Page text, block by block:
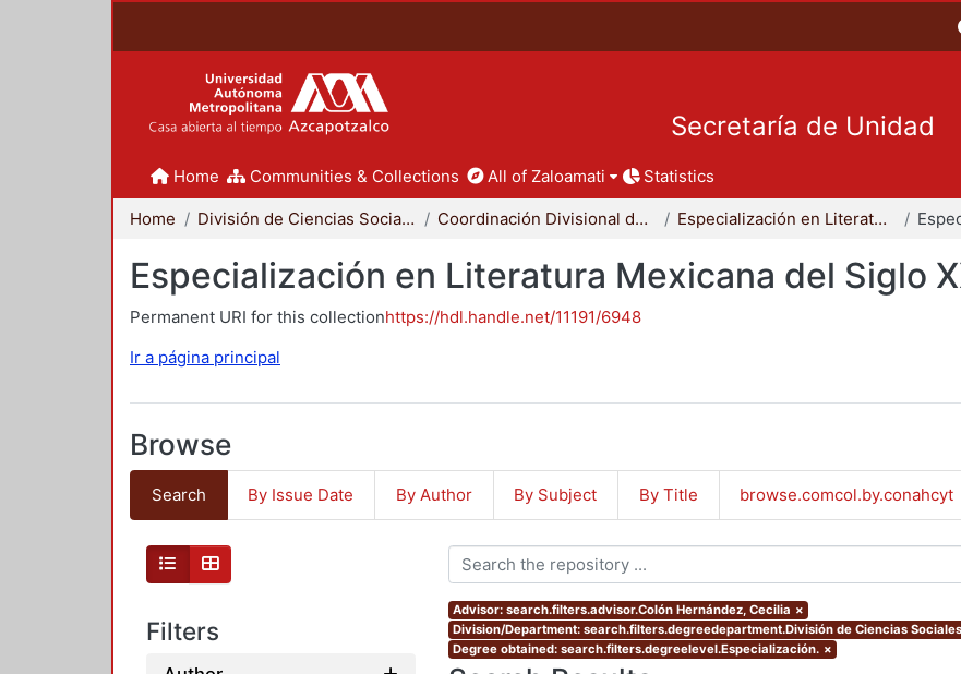
Secretaría de Unidad
Home Communities & Collections All of Zaloamati Statistics
Home División de Ciencias Sociales y Humanidades Coordinación Divisional de Posgrado Especialización en Literatura Mexicana del Siglo XX
Especialización en Literatura Mexicana del Siglo
Permanent URI for this collectionhttps://hdl.handle.net/11191/6948
Ir a página principal
Browse
Search By Issue Date By Author By Subject By Title browse.comcol.by.conahcyt
Filters
Advisor: search.filters.advisor.Colón Hernández, Cecilia ×
Division/Department: search.filters.degreedepartment.División de Ciencias
Degree obtained: search.filters.degreelevel.Especialización. ×